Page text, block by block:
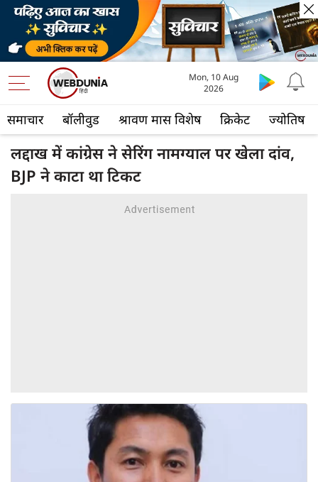
समाचार बॉलीवुड श्रावण मास विशेष क्रिकेट ज्योतिष
Mon, 10 Aug
2026
लद्दाख में कांग्रेस ने सेरिंग नामग्याल पर खेला दांव,
BJP ने काटा था टिकट